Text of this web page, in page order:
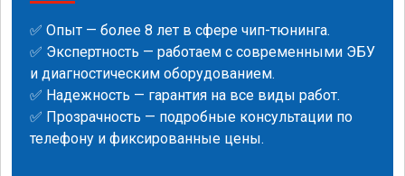
✅ Опыт — более 8 лет в сфере чип-тюнинга.
✅ Экспертность — работаем с современными ЭБУ
и диагностическим оборудованием.
✅ Надежность — гарантия на все виды работ.
✅ Прозрачность — подробные консультации по
телефону и фиксированные цены.